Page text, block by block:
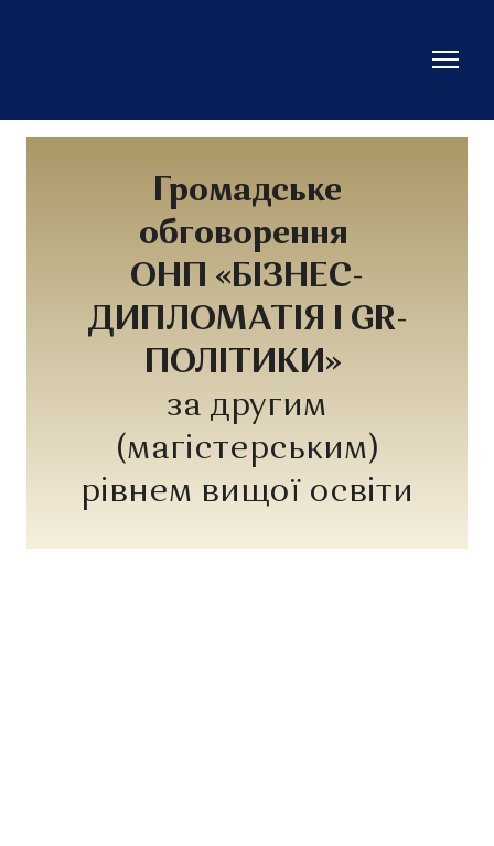
Громадське
обговорення
ОНП «БІЗНЕС-
ДИПЛОМАТІЯ І GR-
ПОЛІТИКИ»
за другим
(магістерським)
рівнем вищої освіти